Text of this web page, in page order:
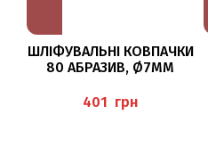
ШЛІФУВАЛЬНІ КОВПАЧКИ
80 АБРАЗИВ, Ø7ММ
грн